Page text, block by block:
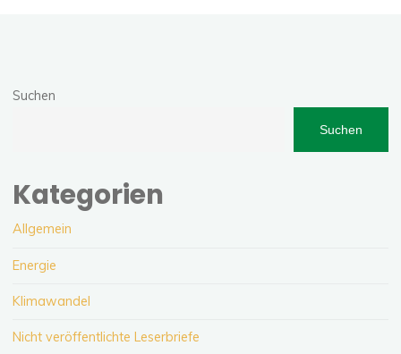
Suchen
Suchen
Kategorien
Allgemein
Energie
Klimawandel
Nicht veröffentlichte Leserbriefe